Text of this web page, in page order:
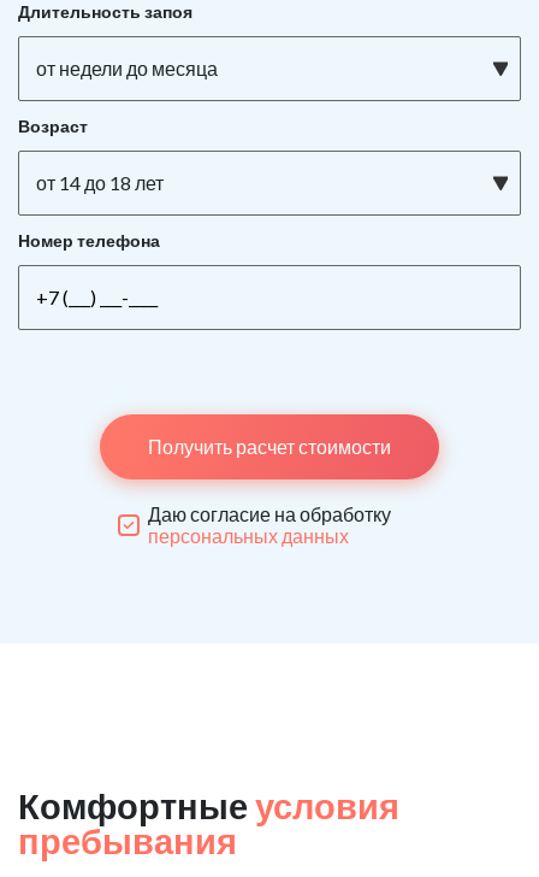
Длительность запоя
от недели до месяца
Возраст
от 14 до 18 лет
Номер телефона
Получить расчет стоимости
Даю согласие на обработку
персональных данных
Комфортные условия
пребывания